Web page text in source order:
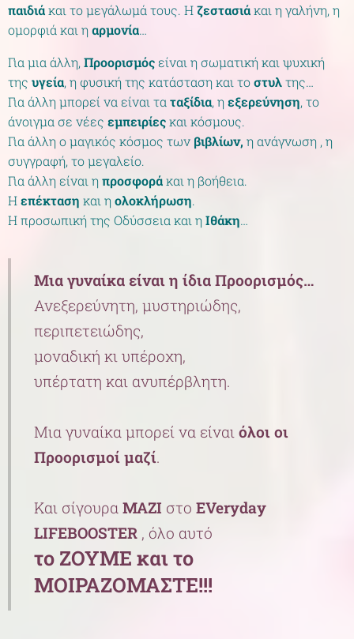
παιδιάκαι το μεγάλωμά τους. Ηζεστασιάκαι η γαλήνη, η
ομορφιά και ηαρμονία…
Για μια άλλη,Προορισμόςείναι η σωματική και ψυχική
της υγεία, η φυσική της κατάσταση και τοστυλτης…
Για άλλη μπορεί να είναι ταταξίδια, ηεξερεύνηση, το
άνοιγμα σε νέες εμπειρίεςκαι κόσμους.
Για άλλη ο μαγικός κόσμος των βιβλίων, η ανάγνωση , η
συγγραφή, το μεγαλείο.
Για άλλη είναι η προσφοράκαι η βοήθεια.
Ηεπέκταση και ηολοκλήρωση.
Η προσωπική της Οδύσσεια και η Ιθάκη…
Μια γυναίκα είναι η ίδια Προορισμός…
Ανεξερεύνητη, μυστηριώδης,
περιπετειώδης,
μοναδική κι υπέροχη,
υπέρτατη και ανυπέρβλητη.
Μια γυναίκα μπορεί να είναι όλοι οι
Προορισμοί μαζί.
Και σίγουρα ΜΑΖΙ στο EVeryday
LIFEBOOSTER , όλο αυτό
το ΖΟΥΜΕ και το
ΜΟΙΡΑΖΟΜΑΣΤΕ!!!